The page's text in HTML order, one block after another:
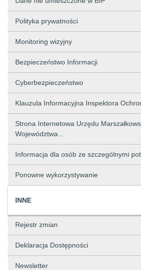
Polityka prywatności
Monitoring wizyjny
Bezpieczeństwo Informacji
Cyberbezpieczeństwo
Klauzula Informacyjna Inspektora
Strona Internetowa Urzędu
Województwa...
Informacja dla osób ze szczególnymi
Ponowne wykorzystywanie
INNE
Rejestr zmian
Deklaracja Dostępności
Newsletter